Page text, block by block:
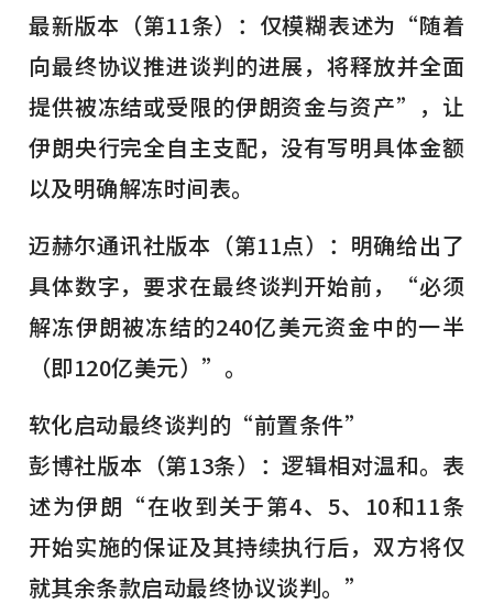
最新版本（第11条）：仅模糊表述为“随着
向最终协议推进谈判的进展，将释放并全面
提供被冻结或受限的伊朗资金与资产”，让
伊朗央行完全自主支配，没有写明具体金额
以及明确解冻时间表。
迈赫尔通讯社版本（第11点）：明确给出了
具体数字，要求在最终谈判开始前，“必须
解冻伊朗被冻结的240亿美元资金中的一半
（即120亿美元）”。
软化启动最终谈判的“前置条件”
彭博社版本（第13条）：逻辑相对温和。表
述为伊朗“在收到关于第4、5、10和11条
开始实施的保证及其持续执行后，双方将仅
就其余条款启动最终协议谈判。”